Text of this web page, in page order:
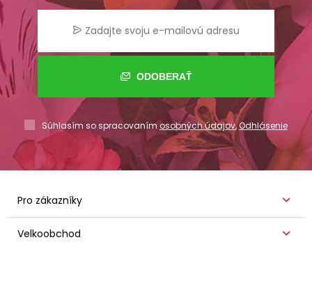
ODOBERAŤ
Súhlasím so spracovaním osobných údajov,Odhlásenie
Pro zákazníky
Velkoobchod